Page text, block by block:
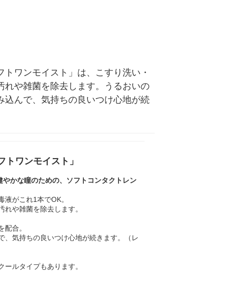
ワンモイスト」は、こすり洗い・
や雑菌を除去します。うるおいの
んで、気持ちの良いつけ心地が続
ワンモイスト」
やかな瞳のための、ソフトコンタクトレン
がこれ1本でOK。
や雑菌を除去します。
配合。
、気持ちの良いつけ心地が続きます。（レ
ルタイプもあります。